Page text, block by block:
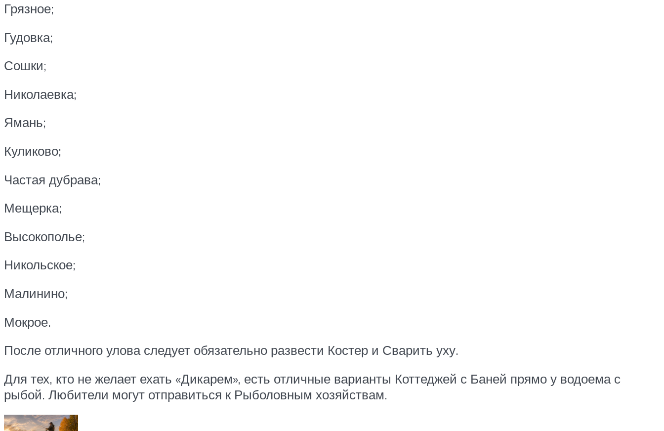
Грязное;
Гудовка;
Сошки;
Николаевка;
Ямань;
Куликово;
Частая дубрава;
Мещерка;
Высокополье;
Никольское;
Малинино;
Мокрое.
После отличного улова следует обязательно развести Костер и Сварить уху.
Для тех, кто не желает ехать «Дикарем», есть отличные варианты Коттеджей с Баней прямо у водоема с
рыбой. Любители могут отправиться к Рыболовным хозяйствам.